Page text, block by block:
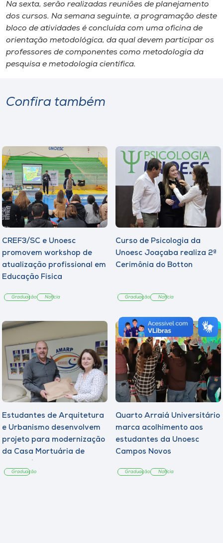
A+
A-
Na sexta, serão realizadas reuniões de planejamento
dos cursos. Na semana seguinte, a programação deste
bloco de atividades é concluída com uma oficina de
orientação metodológica, da qual devem participar os
professores de componentes como metodologia da
pesquisa e metodologia científica.
Confira também
CREF3/SC e Unoesc
promovem workshop de
atualização profissional em
Educação Física
Graduação Notícia
Curso de Psicologia da
Unoesc Joaçaba realiza 2ª
Cerimônia do Botton
Graduação Notícia
Estudantes de Arquitetura
e Urbanismo desenvolvem
projeto para modernização
da Casa Mortuária de
Graduação
Quarto Arraiá Universitário
marca acolhimento aos
estudantes da Unoesc
Campos Novos
Graduação Notícia